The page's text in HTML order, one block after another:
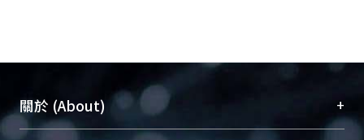
關於 (About) +